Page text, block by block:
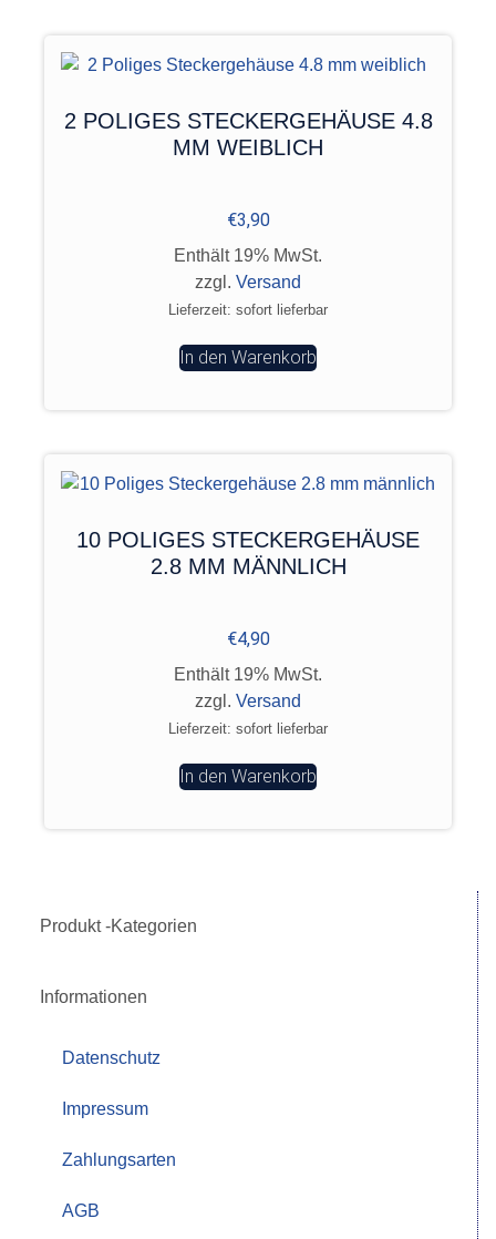
Produkt -Kategorien
Informationen
Datenschutz
Impressum
Zahlungsarten
AGB
2 POLIGES STECKERGEHÄUSE 4.8
MM WEIBLICH
€3,90
Enthält 19% MwSt.
zzgl. Versand
Lieferzeit: sofort lieferbar
In den Warenkorb
10 POLIGES STECKERGEHÄUSE
2.8 MM MÄNNLICH
€4,90
Enthält 19% MwSt.
zzgl. Versand
Lieferzeit: sofort lieferbar
In den Warenkorb